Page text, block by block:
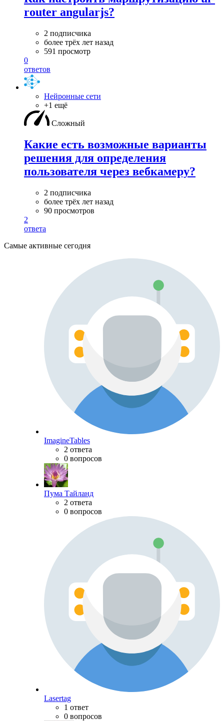
router angularjs?
2 подписчика
более трёх лет назад
591 просмотр
0
ответов
Нейронные сети
+1 ещё
Сложный
Какие есть возможные варианты
решения для определения
пользователя через вебкамеру?
2 подписчика
более трёх лет назад
90 просмотров
2
ответа
Самые активные сегодня
ImagineTables
2 ответа
0 вопросов
Пума Тайланд
2 ответа
0 вопросов
Lasertag
1 ответ
0 вопросов